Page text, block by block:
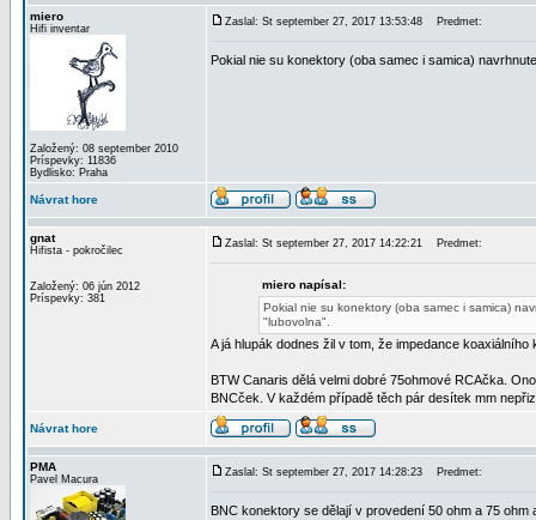
miero
Hifi inventar
Založený: 08 september 2010
Príspevky: 11836
Bydlisko: Praha
Zaslal: St september 27, 2017 13:53:48 Predmet:
Pokial nie su konektory (oba samec i samica)
Návrat hore
gnat
Hifista - pokročilec
Založený: 06 jún 2012
Príspevky: 381
Zaslal: St september 27, 2017 14:22:21 Predmet:
miero napísal:
Pokial nie su konektory (oba samec i samica)
"lubovolna".
A já hlupák dodnes žil v tom, že impedance
BTW Canaris dělá velmi dobré 75ohmové RCAčka.
BNCček. V každém případě těch pár desítek mm
Návrat hore
PMA
Pavel Macura
Zaslal: St september 27, 2017 14:28:23 Predmet:
BNC konektory se dělají v provedení 50 ohm a 75